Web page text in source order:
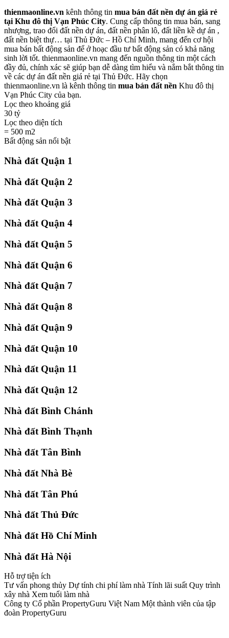
thienmaonline.vn kênh thông tin mua bán đất nền dự án giá rẻ
tại Khu đô thị Vạn Phúc City. Cung cấp thông tin mua bán, sang
nhượng, trao đổi đất nền dự án, đất nền phân lô, đất liền kề dự án ,
đất nền biệt thự… tại Thủ Đức – Hồ Chí Minh, mang đến cơ hội
mua bán bất động sản để ở hoạc đầu tư bất động sản có khả năng
sinh lời tốt. thienmaonline.vn mang đến nguồn thông tin một cách
đầy đủ, chính xác sẽ giúp bạn dễ dàng tìm hiểu và nắm bắt thông tin
về các dự án đất nền giá rẻ tại Thủ Đức. Hãy chọn
thienmaonline.vn là kênh thông tin mua bán đất nền Khu đô thị
Vạn Phúc City của bạn.
Lọc theo khoảng giá
30 tỷ
Lọc theo diện tích
= 500 m2
Bất động sản nổi bật
Nhà đất Quận 1
Nhà đất Quận 2
Nhà đất Quận 3
Nhà đất Quận 4
Nhà đất Quận 5
Nhà đất Quận 6
Nhà đất Quận 7
Nhà đất Quận 8
Nhà đất Quận 9
Nhà đất Quận 10
Nhà đất Quận 11
Nhà đất Quận 12
Nhà đất Bình Chánh
Nhà đất Bình Thạnh
Nhà đất Tân Bình
Nhà đất Nhà Bè
Nhà đất Tân Phú
Nhà đất Thủ Đức
Nhà đất Hồ Chí Minh
Nhà đất Hà Nội
Hỗ trợ tiện ích
Tư vấn phong thủy Dự tính chi phí làm nhà Tính lãi suất Quy trình
xây nhà Xem tuổi làm nhà
Công ty Cổ phần PropertyGuru Việt Nam Một thành viên của tập
đoàn PropertyGuru